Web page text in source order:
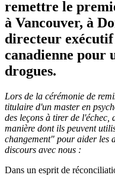
remettre le
à Vancouver, à
directeur
canadienne pour
drogues.
Lors de la cérémonie de
titulaire d'un master en
des leçons à tirer de l'échec,
manière dont ils peuvent
changement" pour aider les
discours avec nous :
Dans un esprit de